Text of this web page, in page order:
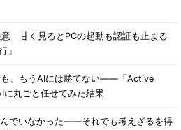
甘く見るとPCの起動も認証も止まる
」
も、もうAIには勝てない――「Active
丸ごと任せてみた結果
んでいなかった――それでも考えざるを得